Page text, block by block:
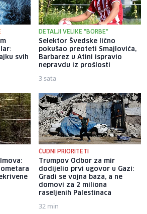
svih
DETALJI VELIKE "BORBE"
Selektor Švedske lično
pokušao preoteti Smajlovića,
Barbarez u Atini ispravio
nepravdu iz prošlosti
3 sata
ČUDNI PRIORITETI
Trumpov Odbor za mir
dodijelio prvi ugovor u Gazi:
Gradi se vojna baza, a ne
domovi za 2 miliona
raseljenih Palestinaca
32 min